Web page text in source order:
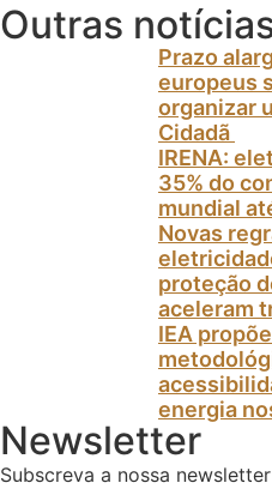
Outras
Prazo
europeus
organizar
Cidadã
IRENA:
35% do
mundial
Novas
proteção
aceleram
IEA
energia
Newsletter
Subscreva a nossa